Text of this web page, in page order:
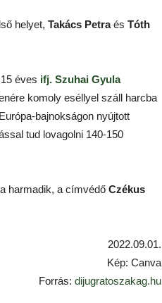
helyet, Takács Petraés Tóth
éves ifj. Szuhai Gyula
komoly eséllyel száll harcba
bajnokságon nyújtott
tud lovagolni 140-150
harmadik, a címvédő Czékus
2022.09.01.
Kép: Canva
Forrás: dijugratoszakag.hu